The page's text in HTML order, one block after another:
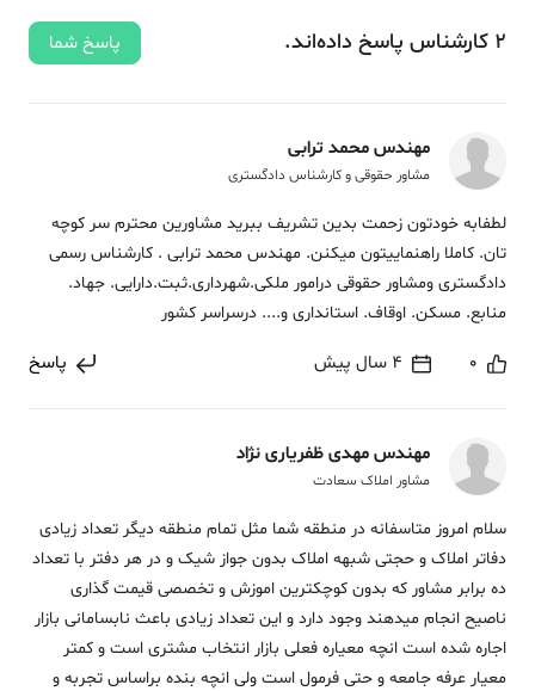
2 کارشناس پاسخ داده‌اند. پاسخ شما
مهندس محمد ترابی
مشاور حقوقی و کارشناس دادگستری
لطفابه خودتون زحمت بدین تشریف ببرید مشاورین محترم سر کوچه
تان. کاملا راهنماییتون میکنن. مهندس محمد ترابی . کارشناس رسمی
دادگستری ومشاور حقوقی درامور ملکی.شهرداری.ثبت.دارایی. جهاد.
منابع. مسکن. اوقاف. استانداری و.... درسراسر کشور
0 4 سال پیش پاسخ
مهندس مهدی ظفریاری نژاد
مشاور املاک سعادت
سلام امروز متاسفانه در منطقه شما مثل تمام منطقه دیگر تعداد زیادی
دفاتر املاک و حجتی شبهه املاک بدون جواز شیک و در هر دفتر با تعداد
ده برابر مشاور که بدون کوچکترین اموزش و تخصصی قیمت گذاری
ناصیح انجام میدهند وجود دارد و این تعداد زیادی باعث نابسامانی بازار
اجاره شده است انچه معیاره فعلی بازار انتخاب مشتری است و کمتر
معیار عرفه جامعه و حتی فرمول است ولی انچه بنده براساس تجربه و